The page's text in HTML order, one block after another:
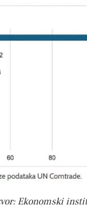
Ekonomski